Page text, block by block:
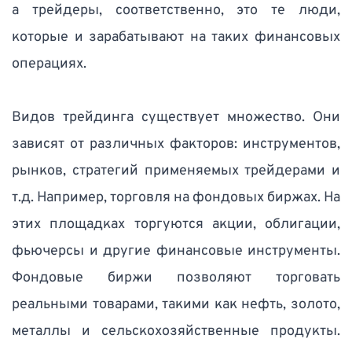
а трейдеры, соответственно, это те люди,
которые и зарабатывают на таких финансовых
операциях.
Видов трейдинга существует множество. Они
зависят от различных факторов: инструментов,
рынков, стратегий применяемых трейдерами и
т.д. Например, торговля на фондовых биржах. На
этих площадках торгуются акции, облигации,
фьючерсы и другие финансовые инструменты.
Фондовые биржи позволяют торговать
реальными товарами, такими как нефть, золото,
металлы и сельскохозяйственные продукты.